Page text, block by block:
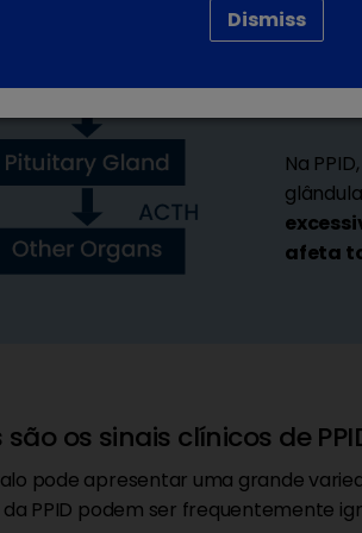
Na
afeta
são os sinais clínicos de
pode apresentar uma grande
PPID podem ser frequentemente
Dismiss